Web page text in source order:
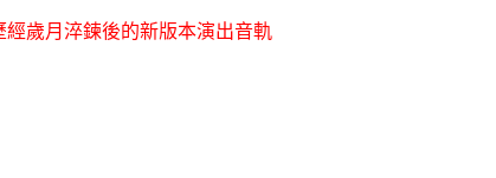
經歲月淬鍊後的新版本演出音軌